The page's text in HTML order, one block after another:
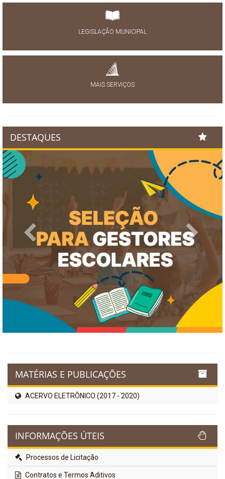
LEGISLAÇÃO MUNICIPAL
MAIS SERVIÇOS
DESTAQUES
Previous Next
MATÉRIAS E PUBLICAÇÕES
ACERVO ELETRÔNICO (2017 - 2020)
INFORMAÇÕES ÚTEIS
Processos de Licitação
Contratos e Termos Aditivos